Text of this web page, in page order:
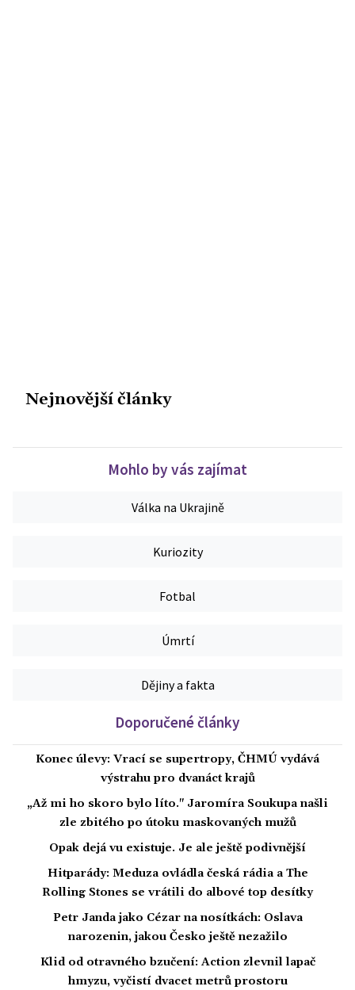
Nejnovější články
Mohlo by vás zajímat
Válka na Ukrajině
Kuriozity
Fotbal
Úmrtí
Dějiny a fakta
Doporučené články
Konec úlevy: Vrací se supertropy, ČHMÚ vydává
výstrahu pro dvanáct krajů
„Až mi ho skoro bylo líto." Jaromíra Soukupa našli
zle zbitého po útoku maskovaných mužů
Opak dejá vu existuje. Je ale ještě podivnější
Hitparády: Meduza ovládla česká rádia a The
Rolling Stones se vrátili do albové top desítky
Petr Janda jako Cézar na nosítkách: Oslava
narozenin, jakou Česko ještě nezažilo
Klid od otravného bzučení: Action zlevnil lapač
hmyzu, vyčistí dvacet metrů prostoru